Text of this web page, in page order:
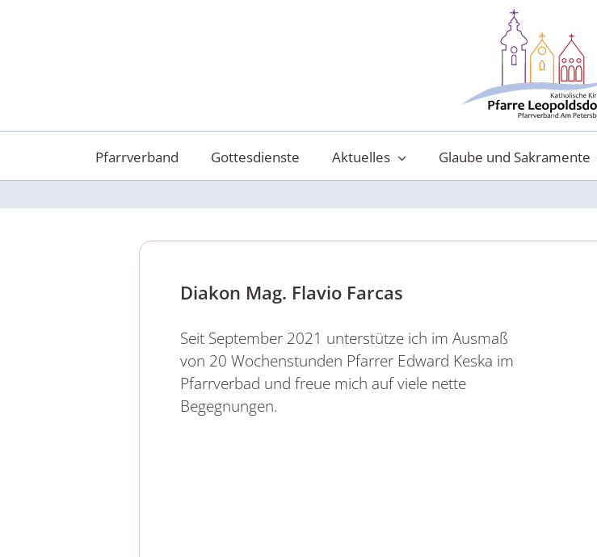
Pfarrverband Gottesdienste Aktuelles Glaube und Sakramente
Diakon Mag. Flavio Farcas
Seit September 2021 unterstütze ich im Ausmaß
von 20 Wochenstunden Pfarrer Edward Keska im
Pfarrverbad und freue mich auf viele nette
Begegnungen.